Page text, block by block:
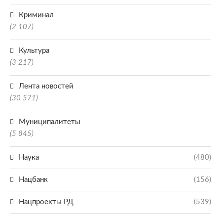
Криминал
(2 107)
Культура
(3 217)
Лента новостей
(30 571)
Муниципалитеты
(5 845)
Наука (480)
Нацбанк (156)
Нацпроекты РД (539)